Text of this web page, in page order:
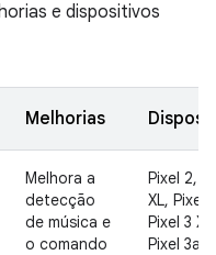
e dispositivos
Melhorias
Melhora a
detecção
de música e
o comando
Pixel 2,
XL, Pixel
Pixel 3 XL,
Pixel 3a,